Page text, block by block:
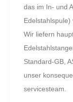
das im In- und
Edelstahlspule)
Wir liefern
Standard-GB,
unser
servicesteam.